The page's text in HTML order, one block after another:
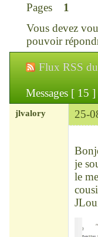
S’inscrire
Connexion
Chronica :
ChroniKat :
CONTACT
Pages
1
Vous devez
pouvoir
Flux RSS
Messages [ 15 ]
jlvalory 25-
je
le